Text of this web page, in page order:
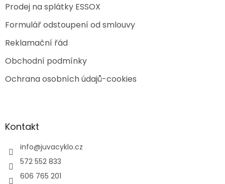
Prodej na splátky ESSOX
Formulář odstoupení od smlouvy
Reklamační řád
Obchodní podmínky
Ochrana osobních údajů-cookies
Kontakt
info@juvacyklo.cz
572 552 833
606 765 201